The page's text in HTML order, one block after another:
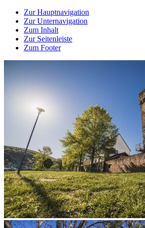
Zur Hauptnavigation
Zur Unternavigation
Zum Inhalt
Zur Seitenleiste
Zum Footer